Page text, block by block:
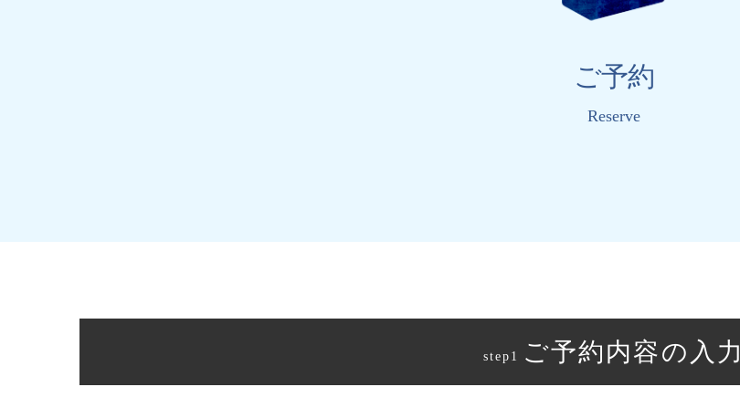
ご予約
Reserve
step1 ご予約内容の入力